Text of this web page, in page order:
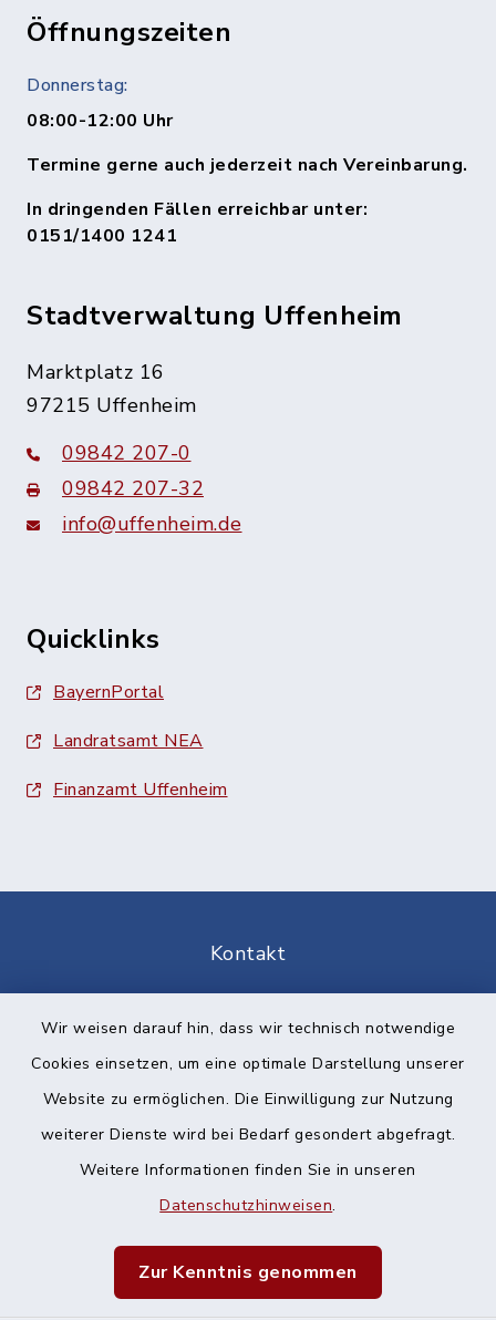
Wir weisen darauf hin, dass wir technisch notwendige
Cookies einsetzen, um eine optimale Darstellung unserer
Website zu ermöglichen. Die Einwilligung zur Nutzung
weiterer Dienste wird bei Bedarf gesondert abgefragt.
Weitere Informationen finden Sie in unseren
Datenschutzhinweisen.
Zur Kenntnis genommen
Öffnungszeiten
Donnerstag:
08:00-12:00 Uhr
Termine gerne auch jederzeit nach Vereinbarung.
In dringenden Fällen erreichbar unter:
0151/1400 1241
Stadtverwaltung Uffenheim
Marktplatz 16
97215 Uffenheim
09842 207-0
09842 207-32
info@uffenheim.de
Quicklinks
BayernPortal
Landratsamt NEA
Finanzamt Uffenheim
Kontakt
Datenschutz
Impressum
Sitemap
Cookie-Einstellungen